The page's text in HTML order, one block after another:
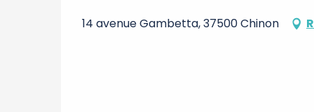
14 avenue Gambetta, 37500 Chinon